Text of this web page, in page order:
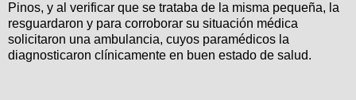
Pinos, y al verificar que se trataba de la misma pequeña, la
resguardaron y para corroborar su situación médica
solicitaron una ambulancia, cuyos paramédicos la
diagnosticaron clínicamente en buen estado de salud.